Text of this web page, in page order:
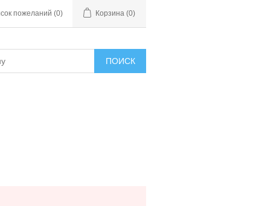
пожеланий (0) Корзина (0)
ПОИСК